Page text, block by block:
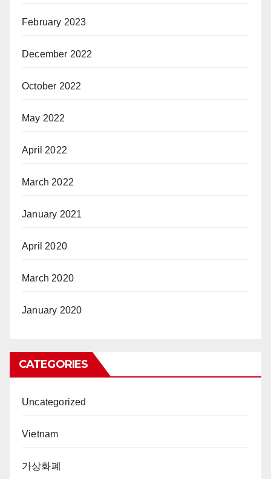
February 2023
December 2022
October 2022
May 2022
April 2022
March 2022
January 2021
April 2020
March 2020
January 2020
CATEGORIES
Uncategorized
Vietnam
가상화폐